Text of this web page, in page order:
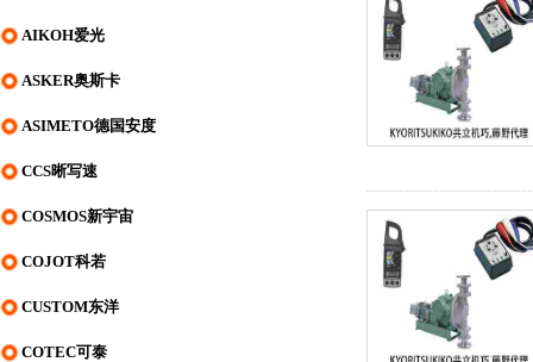
AIKOH爱光
ASKER奥斯卡
ASIMETO德国安度
CCS晰写速
COSMOS新宇宙
COJOT科若
CUSTOM东洋
COTEC可泰